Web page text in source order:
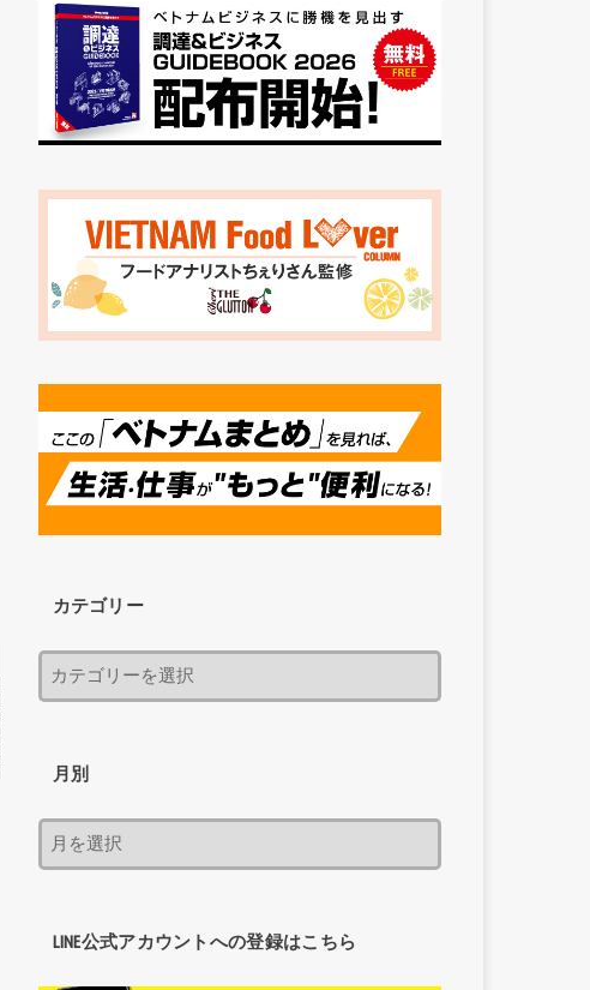
カテゴリー
月別
LINE公式アカウントへの登録はこちら